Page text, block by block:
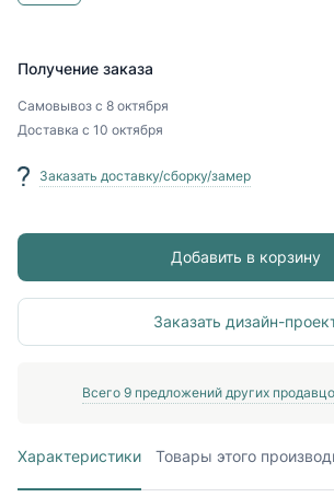
Получение заказа
Самовывоз с 8 октября
Доставка с 10 октября
Заказать доставку/сборку/замер
Добавить в корзину
Заказать дизайн-
Всего 9 предложений других
Характеристики Товары этого